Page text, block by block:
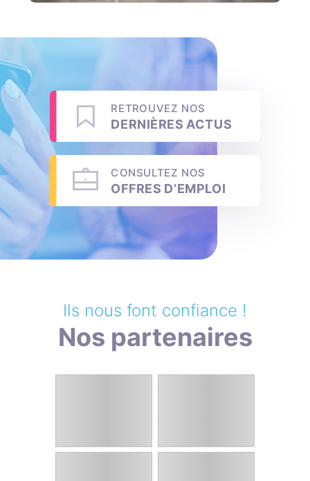
RETROUVEZ NOS
DERNIÈRES ACTUS
CONSULTEZ NOS
OFFRES D’EMPLOI
Ils nous font confiance !
Nos partenaires